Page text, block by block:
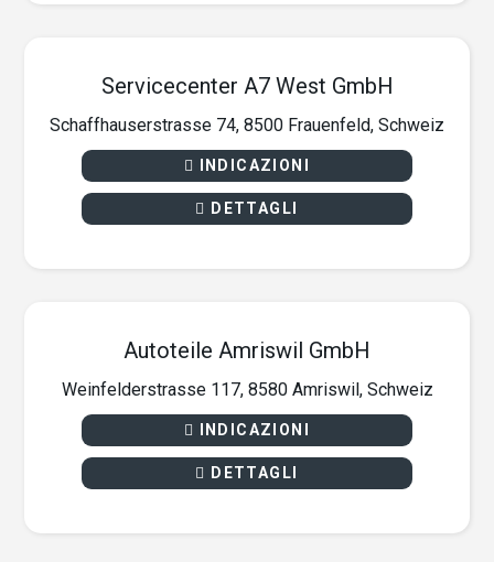
Servicecenter A7 West GmbH
Schaffhauserstrasse 74, 8500 Frauenfeld, Schweiz
INDICAZIONI
DETTAGLI
Autoteile Amriswil GmbH
Weinfelderstrasse 117, 8580 Amriswil, Schweiz
INDICAZIONI
DETTAGLI